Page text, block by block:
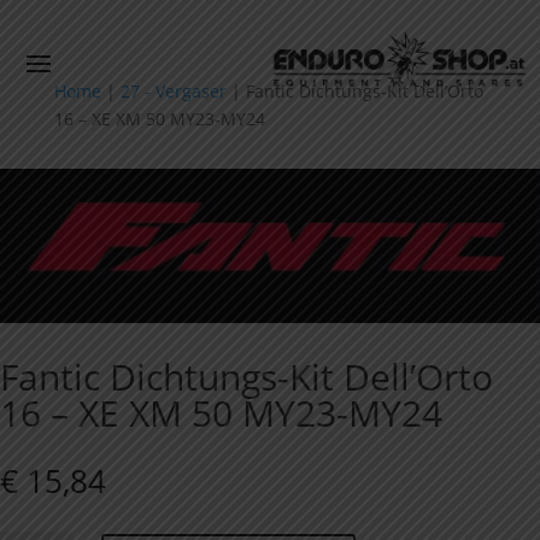
Home | 27 - Vergaser
Fantic Dichtungs-Kit Dell’Orto
16 – XE XM 50 MY23-MY24
Fantic Dichtungs-Kit Dell’Orto
16 – XE XM 50 MY23-MY24
€ 15,84